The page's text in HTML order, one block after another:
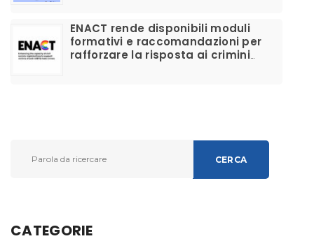
ENACT rende disponibili moduli
formativi e raccomandazioni per
rafforzare la risposta ai crimini
CERCA
CATEGORIE